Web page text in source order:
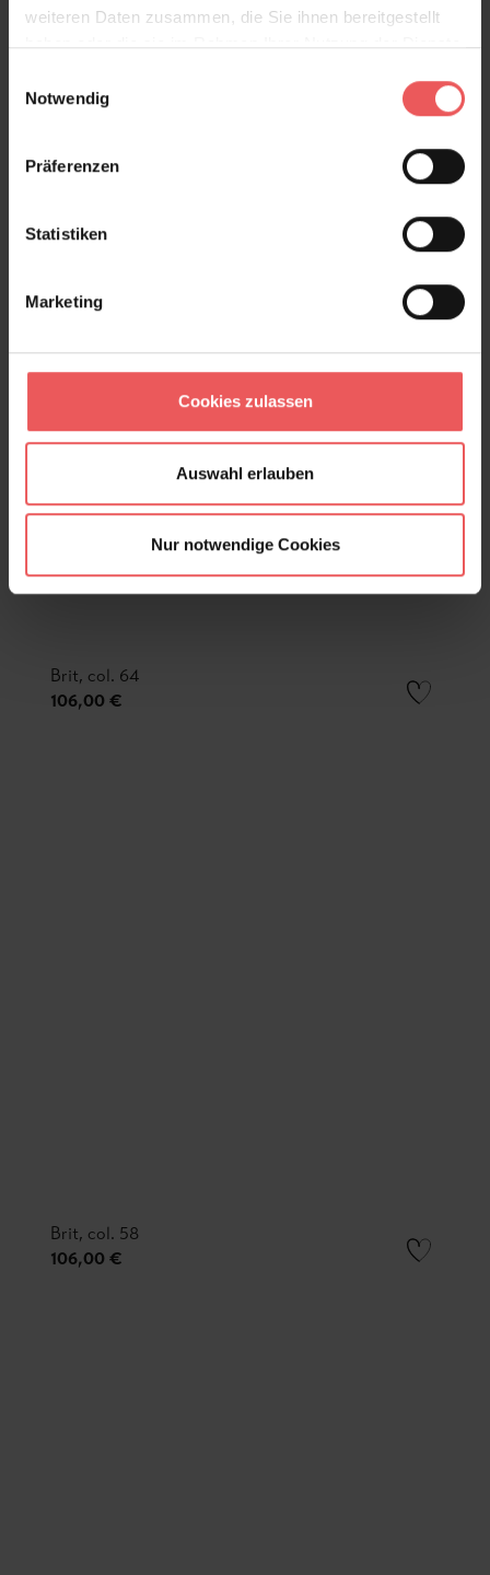
weiteren Daten zusammen, die Sie ihnen bereitgestellt
haben oder die sie im Rahmen Ihrer Nutzung der Dienste
Notwendig
Präferenzen
Statistiken
Marketing
Cookies zulassen
Auswahl erlauben
Nur notwendige Cookies
Brit, col. 64
106,00 €
Brit, col. 58
106,00 €